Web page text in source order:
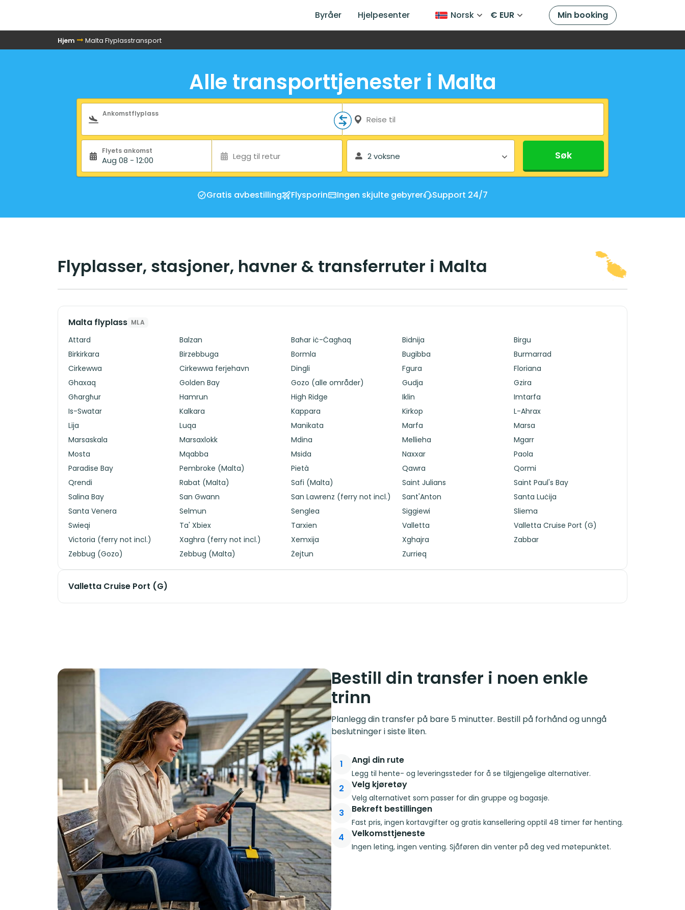
Byråer Hjelpesenter Norsk € EUR Min booking
Hjem Malta Flyplasstransport
Alle transporttjenester i Malta
Søkeskjema
Ankomstflyplass
Reise til
Flyets ankomst
Aug 08 - 12:00 Legg til retur 2 voksne Søk
Gratis avbestilling Flysporin Ingen skjulte gebyrer Support 24/7
Flyplasser, stasjoner, havner & transferruter i Malta
Malta flyplass MLA
Attard Balzan Baħar iċ-Ċagħaq Bidnija
Birgu
Birkirkara
Birzebbuga Bormla Bugibba
Burmarrad
Cirkewwa
Cirkewwa ferjehavn Dingli Fgura
Floriana
Ghaxaq
Golden Bay Gozo (alle områder) Gudja
Gzira
Għargħur
Hamrun High Ridge Iklin
Imtarfa
Is-Swatar
Kalkara Kappara Kirkop
L-Ahrax
Lija
Luqa Manikata Marfa
Marsa
Marsaskala
Marsaxlokk Mdina Mellieha
Mgarr
Mosta
Mqabba Msida Naxxar
Paola
Paradise Bay
Pembroke (Malta) Pietà Qawra
Qormi
Qrendi
Rabat (Malta) Safi (Malta) Saint Julians
Saint Paul's Bay
Salina Bay
San Gwann San Lawrenz (ferry not incl.) Sant'Anton
Santa Luċija
Santa Venera
Selmun Senglea Siggiewi
Sliema
Swieqi
Ta' Xbiex Tarxien Valletta
Valletta Cruise Port (G)
Victoria (ferry not incl.)
Xaghra (ferry not incl.) Xemxija Xghajra
Zabbar
Zebbug (Gozo)
Zebbug (Malta) Żejtun Zurrieq
Valletta Cruise Port (G)
Bestill din transfer i noen enkle
trinn
Planlegg din transfer på bare 5 minutter. Bestill på forhånd og unngå
beslutninger i siste liten.
1 Angi din rute
Legg til hente- og leveringssteder for å se tilgjengelige alternativer.
2 Velg kjøretøy
Velg alternativet som passer for din gruppe og bagasje.
3 Bekreft bestillingen
Fast pris, ingen kortavgifter og gratis kansellering opptil 48 timer før henting.
4 Velkomsttjeneste
Ingen leting, ingen venting. Sjåføren din venter på deg ved møtepunktet.